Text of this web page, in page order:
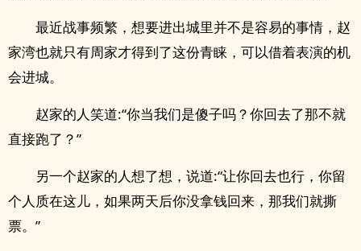
最近战事频繁，想要进出城里并不是容易的事情，赵
家湾也就只有周家才得到了这份青睐，可以借着表演的机
会进城。
赵家的人笑道:“你当我们是傻子吗？你回去了那不就
直接跑了？”
另一个赵家的人想了想，说道:“让你回去也行，你留
个人质在这儿，如果两天后你没拿钱回来，那我们就撕
票。”